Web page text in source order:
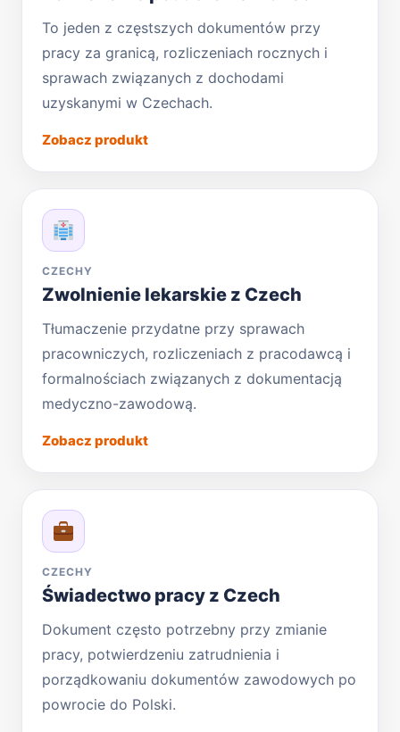
To jeden z częstszych dokumentów przy
pracy za granicą, rozliczeniach rocznych i
sprawach związanych z dochodami
uzyskanymi w Czechach.
Zobacz produkt
CZECHY
Zwolnienie lekarskie z Czech
Tłumaczenie przydatne przy sprawach
pracowniczych, rozliczeniach z pracodawcą i
formalnościach związanych z dokumentacją
medyczno-zawodową.
Zobacz produkt
CZECHY
Świadectwo pracy z Czech
Dokument często potrzebny przy zmianie
pracy, potwierdzeniu zatrudnienia i
porządkowaniu dokumentów zawodowych po
powrocie do Polski.